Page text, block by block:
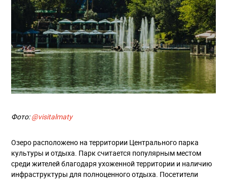
Фото:@visitalmaty
Озеро расположено на территории Центрального парка
культуры и отдыха. Парк считается популярным местом
среди жителей благодаря ухоженной территории и наличию
инфраструктуры для полноценного отдыха. Посетители